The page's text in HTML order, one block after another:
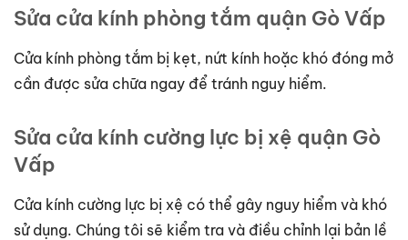
Sửa cửa kính phòng tắm quận Gò Vấp
Cửa kính phòng tắm bị kẹt, nứt kính hoặc khó đóng mở
cần được sửa chữa ngay để tránh nguy hiểm.
Sửa cửa kính cường lực bị xệ quận Gò
Vấp
Cửa kính cường lực bị xệ có thể gây nguy hiểm và khó
sử dụng. Chúng tôi sẽ kiểm tra và điều chỉnh lại bản lề